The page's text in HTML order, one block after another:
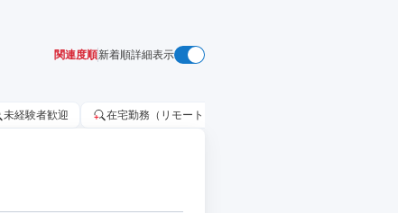
関連度順新着順詳細表示
未経験者歓迎 在宅勤務（リモートワーク）OK